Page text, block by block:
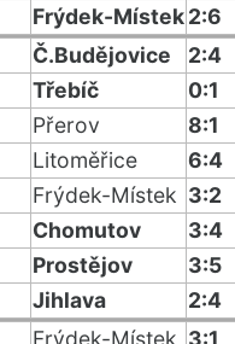
Frýdek-Místek2:6
Č.Budějovice
2:4
Třebíč
0:1
Přerov
8:1
Litoměřice
6:4
Frýdek-Místek 3:2
Chomutov
3:4
Prostějov
3:5
Jihlava
2:4
Frýdek-Místek 3:1